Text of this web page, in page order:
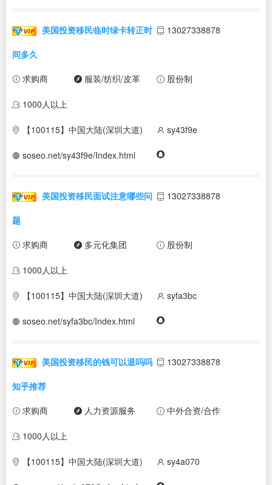
美国投资移民临时绿卡转正时
间多久
13027338878
求购商 服装/纺织/皮革 股份制
1000人以上
【100115】中国大陆(深圳大道) sy43f9e
soseo.net/sy43f9e/Index.html
美国投资移民面试注意哪些问
题
13027338878
求购商 多元化集团 股份制
1000人以上
【100115】中国大陆(深圳大道) syfa3bc
soseo.net/syfa3bc/Index.html
美国投资移民的钱可以退吗吗
知乎推荐
13027338878
求购商 人力资源服务 中外合资/合作
1000人以上
【100115】中国大陆(深圳大道) sy4a070